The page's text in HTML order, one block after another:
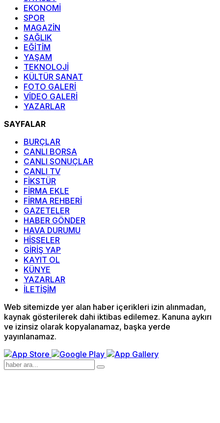
EKONOMİ
SPOR
MAGAZİN
SAĞLIK
EĞİTİM
YAŞAM
TEKNOLOJİ
KÜLTÜR SANAT
FOTO GALERİ
VİDEO GALERİ
YAZARLAR
SAYFALAR
BURÇLAR
CANLI BORSA
CANLI SONUÇLAR
CANLI TV
FİKSTÜR
FİRMA EKLE
FİRMA REHBERİ
GAZETELER
HABER GÖNDER
HAVA DURUMU
HİSSELER
GİRİŞ YAP
KAYIT OL
KÜNYE
YAZARLAR
İLETİŞİM
Web sitemizde yer alan haber içerikleri izin alınmadan,
kaynak gösterilerek dahi iktibas edilemez. Kanuna aykırı
ve izinsiz olarak kopyalanamaz, başka yerde
yayınlanamaz.